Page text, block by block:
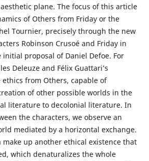
plane. The focus of this article
of Others from Friday or the
Tournier, precisely through the new
Robinson Crusoé and Friday in
proposal of Daniel Defoe. For
Deleuze and Félix Guattari’s
from Others, capable of
of other possible worlds in the
literature to decolonial literature. In
the characters, we observe an
mediated by a horizontal exchange.
make up another ethical existence that
which denaturalizes the whole